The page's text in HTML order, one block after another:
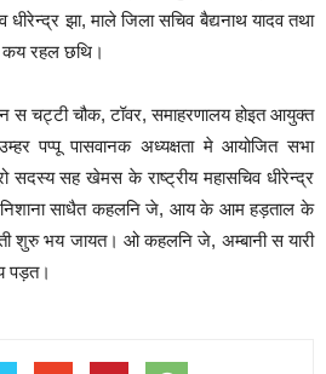
झा, माले जिला सचिव बैद्यनाथ यादव तथा
कय रहल छथि।
स चट्टी चौक, टॉवर, समाहरणालय होइत आयुक्त
पप्पू पासवानक अध्यक्षता मे आयोजित सभा
सदस्य सह खेमस के राष्ट्रीय महासचिव धीरेन्द्र
निशाना साधैत कहलनि जे, आय के आम हड़ताल के
शुरु भय जायत। ओ कहलनि जे, अम्बानी स यारी
पड़त।